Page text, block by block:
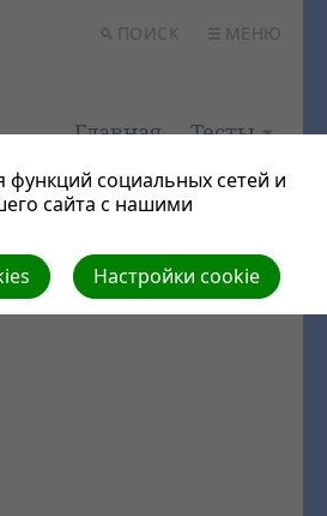
ПОИСК МЕНЮ
Главная Тесты
социальных сетей и
сайта с нашими
Настройки cookie